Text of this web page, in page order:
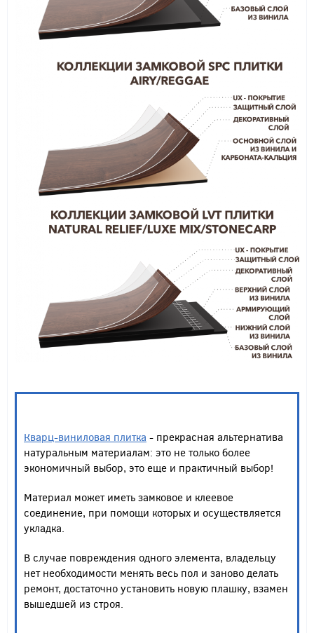
Кварц-виниловая плитка - прекрасная альтернатива
натуральным материалам: это не только более
экономичный выбор, это еще и практичный выбор!
Материал может иметь замковое и клеевое
соединение, при помощи которых и осуществляется
укладка.
В случае повреждения одного элемента, владельцу
нет необходимости менять весь пол и заново делать
ремонт, достаточно установить новую плашку, взамен
вышедшей из строя.